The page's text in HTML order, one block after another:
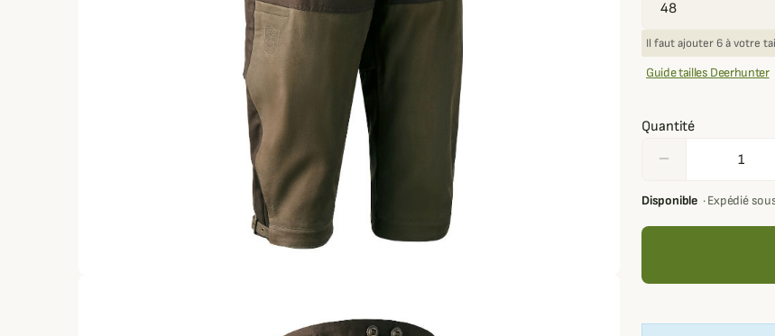
Il faut ajouter 6 à votre
Guide tailles Deerhunter
Quantité
remove
Disponible ·Expédié